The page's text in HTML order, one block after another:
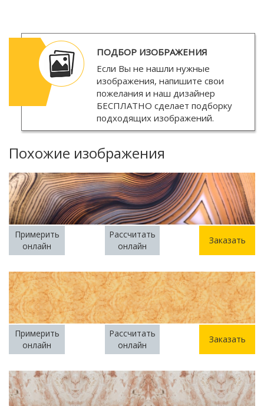
ПОДБОР ИЗОБРАЖЕНИЯ
Если Вы не нашли нужные
изображения, напишите свои
пожелания и наш дизайнер
БЕСПЛАТНО сделает подборку
подходящих изображений.
Похожие изображения
Примерить
онлайн
Рассчитать
онлайн
Заказать
Примерить
онлайн
Рассчитать
онлайн
Заказать